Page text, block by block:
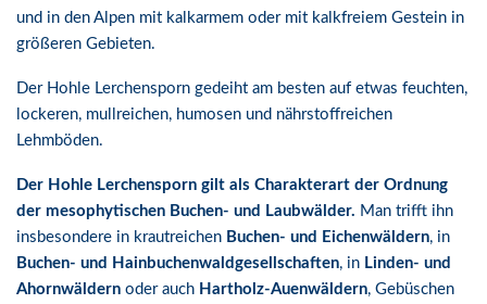
und in den Alpen mit kalkarmem oder mit kalkfreiem Gestein in
größeren Gebieten.
Der Hohle Lerchensporn gedeiht am besten auf etwas feuchten,
lockeren, mullreichen, humosen und nährstoffreichen
Lehmböden.
Der Hohle Lerchensporn gilt als Charakterart der Ordnung
der mesophytischen Buchen- und Laubwälder. Man trifft ihn
insbesondere in krautreichen Buchen- und Eichenwäldern, in
Buchen- und Hainbuchenwaldgesellschaften, in Linden- und
Ahornwäldern oder auch Hartholz-Auenwäldern, Gebüschen